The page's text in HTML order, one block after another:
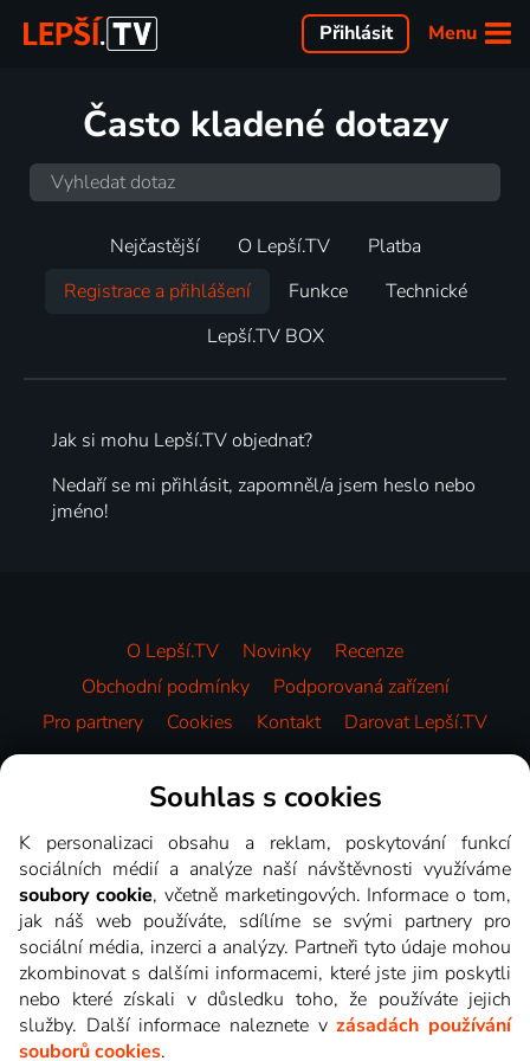
Menu
Přihlásit
Často kladené dotazy
Nejčastější O Lepší.TV
Platba
Registrace a přihlášení
Funkce
Technické
Lepší.TV BOX
Jak si mohu Lepší.TV objednat?
Nedaří se mi přihlásit, zapomněl/a jsem heslo nebo
jméno!
O Lepší.TV Novinky
Recenze
Obchodní podmínky
Podporovaná zařízení
Pro partnery
Cookies Kontakt Darovat Lepší.TV
Videotéka
Souhlas s cookies
K personalizaci obsahu a reklam, poskytování funkcí
sociálních médií a analýze naší návštěvnosti využíváme
soubory cookie, včetně marketingových. Informace o tom,
jak náš web používáte, sdílíme se svými partnery pro
sociální média, inzerci a analýzy. Partneři tyto údaje mohou
zkombinovat s dalšími informacemi, které jste jim poskytli
nebo které získali v důsledku toho, že používáte jejich
služby. Další informace naleznete vzásadách používání
souborů cookies.